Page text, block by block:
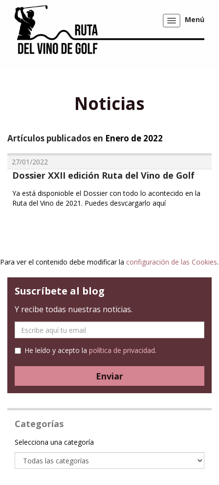
Mostrar/ocultar
navegación
Menú
Noticias
Artículos publicados en Enero de 2022
27/01/2022
Dossier XXII edición Ruta del Vino de Golf
Ya está disponioble el Dossier con todo lo acontecido en la
Ruta del Vino de 2021. Puedes desvcargarlo aquí
Para ver el contenido debe modificar la configuración de las Cookies.
Suscríbete al blog
Y recibe todas nuestras noticias.
mail
He leído y acepto la política de privacidad.
Enviar
Categorías
Categoría
Selecciona una categoría